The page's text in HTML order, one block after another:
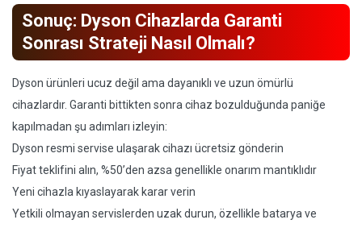
Sonuç: Dyson Cihazlarda Garanti
Sonrası Strateji Nasıl Olmalı?
Dyson ürünleri ucuz değil ama dayanıklı ve uzun ömürlü
cihazlardır. Garanti bittikten sonra cihaz bozulduğunda paniğe
kapılmadan şu adımları izleyin:
Dyson resmi servise ulaşarak cihazı ücretsiz gönderin
Fiyat teklifini alın, %50’den azsa genellikle onarım mantıklıdır
Yeni cihazla kıyaslayarak karar verin
Yetkili olmayan servislerden uzak durun, özellikle batarya ve